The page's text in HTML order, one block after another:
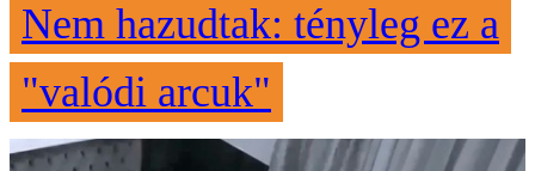
Nem hazudtak: tényleg ez a
"valódi arcuk"